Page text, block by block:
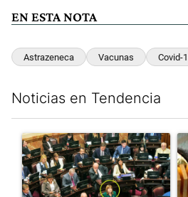
EN ESTA NOTA
Astrazeneca Vacunas Covid-
Noticias en Tendencia
Un artículo de tendencia con el